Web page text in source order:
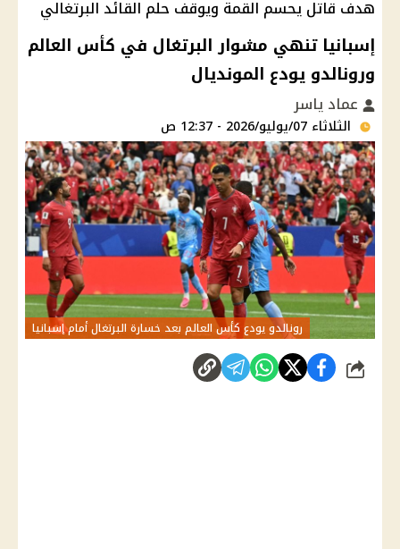
هدف قاتل يحسم القمة ويوقف حلم القائد البرتغالي
إسبانيا تنهي مشوار البرتغال في كأس العالم
ورونالدو يودع المونديال
عماد ياسر
الثلاثاء 07/يوليو/2026 - 12:37 ص
رونالدو يودع كأس العالم بعد خسارة البرتغال أمام إسبانيا
شارك